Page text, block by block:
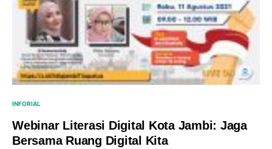
INFORIAL
Webinar Literasi Digital Kota Jambi: Jaga
Bersama Ruang Digital Kita